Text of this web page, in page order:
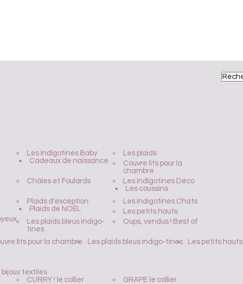
Les Indïgotines Baby
Cadeaux de naissance
Les plaids
Couvre lits pour la
chambre
Châles et Foulards
Les Indïgotines Déco
Les coussins
Plaids d'exception
Plaids de NOËL
Les Indigotines Chats
Les petits hauts
Les plaids bleus indigo-
tines
Oups, vendus ! Best of
lits pour la chambre Les plaids bleus indigo-tines
Les petits hauts
bijoux textiles
CURRY ! le collier
GRAPE le collier